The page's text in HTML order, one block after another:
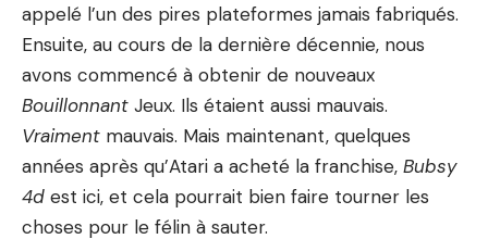
appelé l’un des pires plateformes jamais fabriqués.
Ensuite, au cours de la dernière décennie, nous
avons commencé à obtenir de nouveaux
Bouillonnant Jeux. Ils étaient aussi mauvais.
Vraiment mauvais. Mais maintenant, quelques
années après qu’Atari a acheté la franchise, Bubsy
4d est ici, et cela pourrait bien faire tourner les
choses pour le félin à sauter.